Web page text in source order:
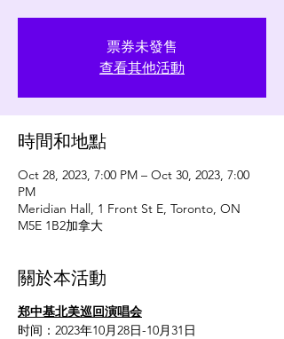
票券未發售
查看其他活動
時間和地點
Oct 28, 2023, 7:00 PM – Oct 30, 2023, 7:00
PM
Meridian Hall, 1 Front St E, Toronto, ON
M5E 1B2加拿大
關於本活動
郑中基北美巡回演唱会
时间：2023年10月28日-10月31日